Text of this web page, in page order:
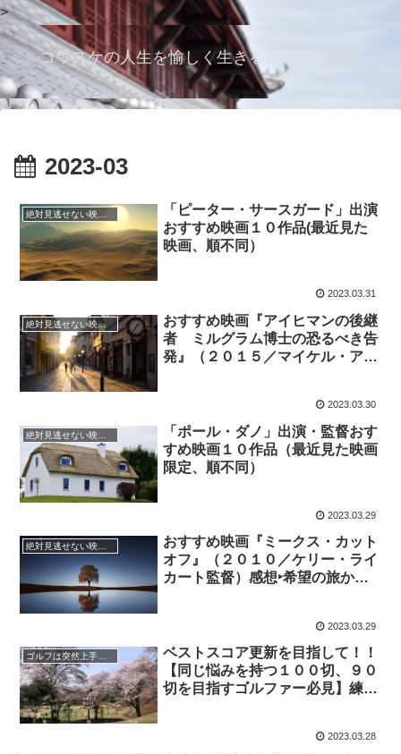
>
コウスケの人生を愉しく生きるためのブログ
2023-03
絶対見逃せない映画 おすすめ
「ピーター・サースガード」出演
おすすめ映画１０作品(最近見た
映画、順不同）
2023.03.31
絶対見逃せない映画 おすすめ
おすすめ映画『アイヒマンの後継
者 ミルグラム博士の恐るべき告
発』（２０１５／マイケル・アル
心の呵責もへったくれもありませ
ん！
2023.03.30
絶対見逃せない映画 おすすめ
「ポール・ダノ」出演・監督おす
すめ映画１０作品（最近見た映画
限定、順不同）
2023.03.29
絶対見逃せない映画 おすすめ
おすすめ映画『ミークス・カット
オフ』（２０１０／ケリー・ライ
カート監督）感想‣希望の旅から
2023.03.29
ゴルフは突然上手くなる！？
ベストスコア更新を目指して！！
【同じ悩みを持つ１００切、９０
切を目指すゴルファー必見】練習
2023.03.28